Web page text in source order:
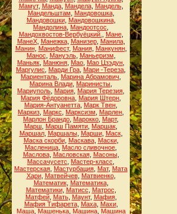
Мамут, Манда, Мандела, Мандель,
Мандельштам
Мандовошка,
Мандовошки, Мандовошкина,
Мандолина Мандоотсос
Мандохвостов-Вербуёцкий.
Мане,
МанеХ, Манежка, Манизер, Манила,
Манин, Манифест, Мания, Манкунян,
Манос
Мануэль, Маньеризм
Маньяк Манюня Мао Мао Цзэдун
Маргулис
Марди Гра Мари -Тереза
Мариенталь Марина Абрамович
Марина Влади Маринисты
Мариуполь Мария Мария Терезия
Мария Фёдоровна Мария Штерн
Мария-Антуанетта Марк Твен
Маркиз Маркс Марксизм Марлен
Марлон Брандо Марокко Март,
Марш
Марш Памяти Маршак
Маршал, Маршалы, Марши, Маск,
Маска скорби, Маскава, Маски,
Масленица Масло сливочное
Маслова, Масловская, Масоны,
Массачусетс
Мастер-класс
Мастерская Мастурбация Мат, Мата
Хари, Матвейчев, Матвиенко,
Математик, Математика,
Математики, Матисс Матрос
Матфей, Мать, Маунт, Мафия,
Мафия Тифарета, Маха, Махи,
Маша, Машенька, Машина, Машина